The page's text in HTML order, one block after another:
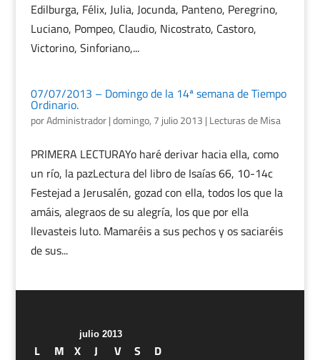
Edilburga, Félix, Julia, Jocunda, Panteno, Peregrino,
Luciano, Pompeo, Claudio, Nicostrato, Castoro,
Victorino, Sinforiano,...
07/07/2013 – Domingo de la 14ª semana de Tiempo
Ordinario.
porAdministrador|domingo, 7 julio 2013 | Lecturas de Misa
PRIMERA LECTURAYo haré derivar hacia ella, como
un río, la pazLectura del libro de Isaías 66, 10-14c
Festejad a Jerusalén, gozad con ella, todos los que la
amáis, alegraos de su alegría, los que por ella
llevasteis luto. Mamaréis a sus pechos y os saciaréis
de sus...
julio 2013
L M X J V S
D